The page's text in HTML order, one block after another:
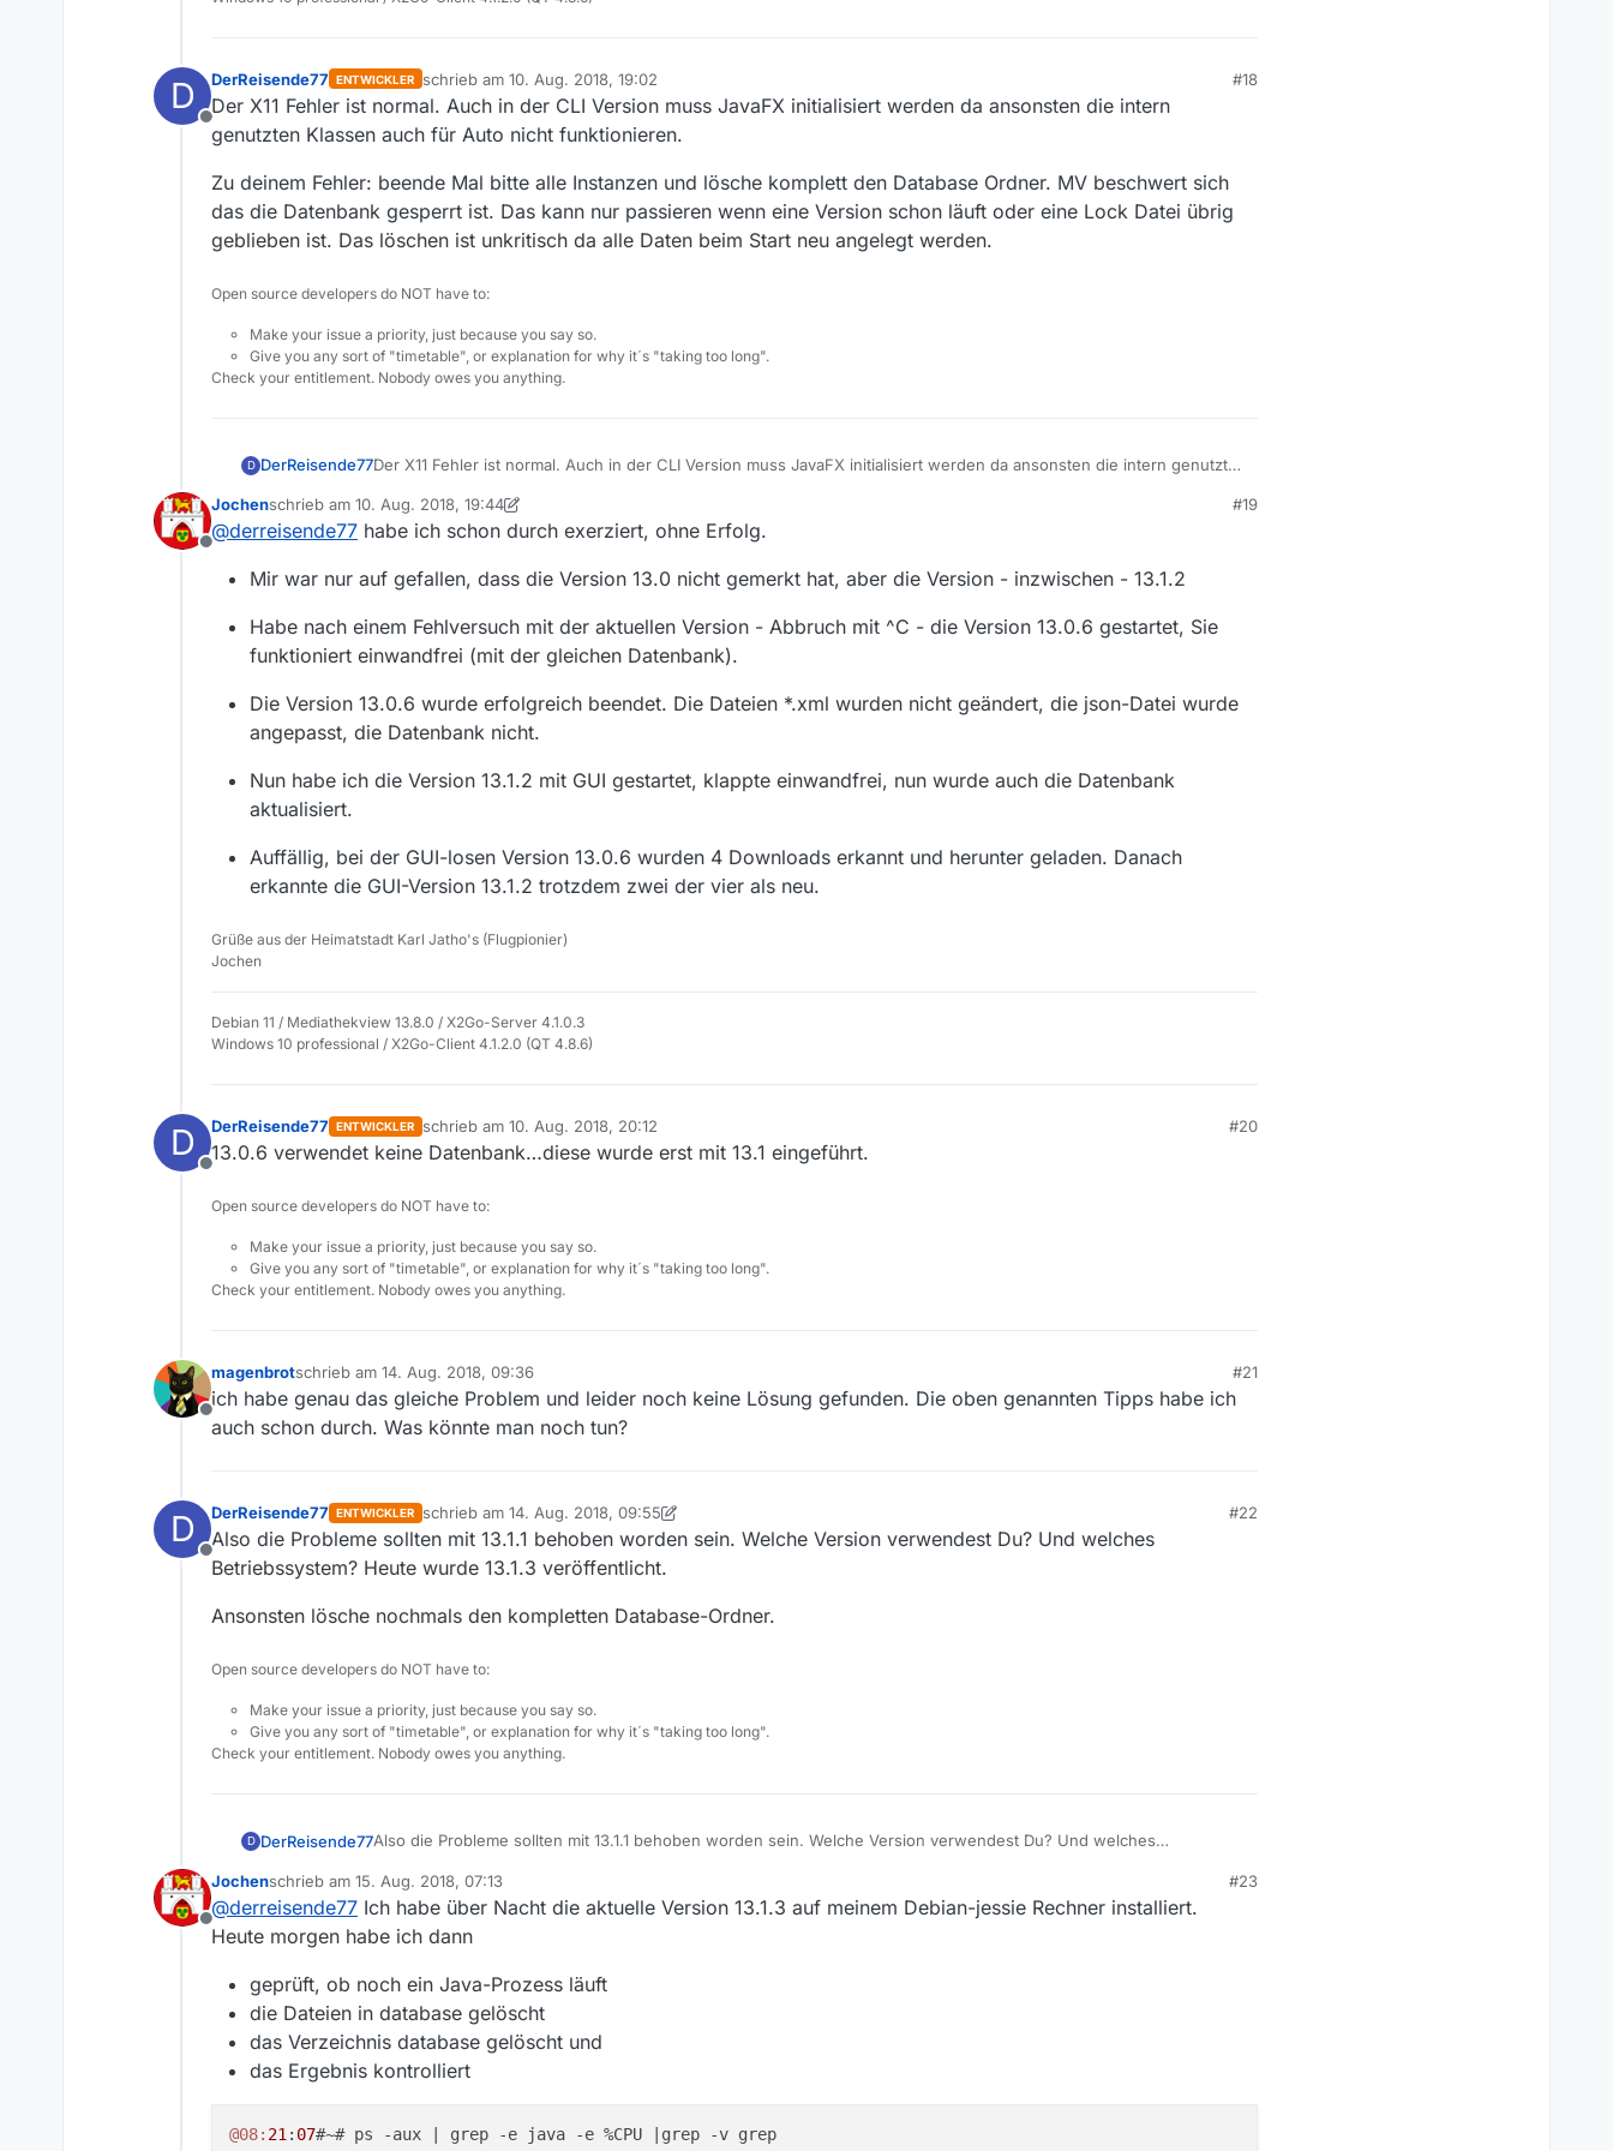
. Vendor: Oracle Corporation
. VMname: OpenJDK 64-Bit Server VM
. Version: 1.8.0_171
. Runtimeversion: 1.8.0_171-8u171-b11-1~bpo8+1-b11
. Verzeichnis Einstellungen: /root/.mediathek3
.
. ################################################################################
.
. Einstellungen laden: /root/.mediathek3/mediathek.xml
.  =======================================
.  Systemparameter
.  -----------------
.  max. Download-Restart-Http: 10
.  Download Fehlermeldung anzeigen [s]: 120
.  Downoadprogress anzeigen: true
.  =======================================
. ========== ========== ========== ========== ==========
. DURATION 0:  Konfig lesen  [154,00 ms]
.    Klasse:  MediathekAuto.starten
. ========== ========== ========== ========== ==========
. Liste Filme lesen von: /root/.mediathek3/filme.json
@22:20:21#~#
D
Offline
DerReisende77 ENTWICKLER schrieb am 10. Aug. 2018, 19:02
zuletzt editiert von
#18
Der X11 Fehler ist normal. Auch in der CLI Version muss JavaFX initialisiert werden da ansonsten die intern
genutzten Klassen auch für Auto nicht funktionieren.
Zu deinem Fehler: beende Mal bitte alle Instanzen und lösche komplett den Database Ordner. MV beschwert sich
das die Datenbank gesperrt ist. Das kann nur passieren wenn eine Version schon läuft oder eine Lock Datei übrig
geblieben ist. Das löschen ist unkritisch da alle Daten beim Start neu angelegt werden.
Open source developers do NOT have to:
Make your issue a priority, just because you say so.
Give you any sort of "timetable", or explanation for why it´s "taking too long".
Check your entitlement. Nobody owes you anything.
D DerReisende77Der X11 Fehler ist normal. Auch in der CLI Version muss JavaFX initialisiert werden da ansonsten die intern genutzten
Zu deinem Fehler: beende Mal bitte alle Instanzen und lösche komplett den Database Ordner. MV beschwert sich
das die Datenbank gesperrt ist. Das kann nur passieren wenn eine Version schon läuft oder eine Lock Datei übrig
Offline
Jochenschrieb am 10. Aug. 2018, 19:44
zuletzt editiert von Jochen8. Okt. 2018, 22:12
#19
@derreisende77 habe ich schon durch exerziert, ohne Erfolg.
Mir war nur auf gefallen, dass die Version 13.0 nicht gemerkt hat, aber die Version - inzwischen - 13.1.2
Habe nach einem Fehlversuch mit der aktuellen Version - Abbruch mit ^C - die Version 13.0.6 gestartet, Sie
funktioniert einwandfrei (mit der gleichen Datenbank).
Die Version 13.0.6 wurde erfolgreich beendet. Die Dateien *.xml wurden nicht geändert, die json-Datei wurde
angepasst, die Datenbank nicht.
Nun habe ich die Version 13.1.2 mit GUI gestartet, klappte einwandfrei, nun wurde auch die Datenbank
aktualisiert.
Auffällig, bei der GUI-losen Version 13.0.6 wurden 4 Downloads erkannt und herunter geladen. Danach
erkannte die GUI-Version 13.1.2 trotzdem zwei der vier als neu.
Grüße aus der Heimatstadt Karl Jatho's (Flugpionier)
Jochen
Debian 11 / Mediathekview 13.8.0 / X2Go-Server 4.1.0.3
Windows 10 professional / X2Go-Client 4.1.2.0 (QT 4.8.6)
D
Offline
DerReisende77 ENTWICKLER schrieb am 10. Aug. 2018, 20:12
zuletzt editiert von
#20
13.0.6 verwendet keine Datenbank…diese wurde erst mit 13.1 eingeführt.
Open source developers do NOT have to:
Make your issue a priority, just because you say so.
Give you any sort of "timetable", or explanation for why it´s "taking too long".
Check your entitlement. Nobody owes you anything.
Offline
magenbrotschrieb am 14. Aug. 2018, 09:36
zuletzt editiert von
#21
ich habe genau das gleiche Problem und leider noch keine Lösung gefunden. Die oben genannten Tipps habe ich
auch schon durch. Was könnte man noch tun?
D
Offline
DerReisende77 ENTWICKLER schrieb am 14. Aug. 2018, 09:55
zuletzt editiert von DerReisende77
#22
Also die Probleme sollten mit 13.1.1 behoben worden sein. Welche Version verwendest Du? Und welches
Betriebssystem? Heute wurde 13.1.3 veröffentlicht.
Ansonsten lösche nochmals den kompletten Database-Ordner.
Open source developers do NOT have to:
Make your issue a priority, just because you say so.
Give you any sort of "timetable", or explanation for why it´s "taking too long".
Check your entitlement. Nobody owes you anything.
D DerReisende77Also die Probleme sollten mit 13.1.1 behoben worden sein. Welche Version verwendest Du? Und welches
Ansonsten lösche nochmals den kompletten Database-Ordner.
Offline
Jochenschrieb am 15. Aug. 2018, 07:13
zuletzt editiert von
#23
@derreisende77 Ich habe über Nacht die aktuelle Version 13.1.3 auf meinem Debian-jessie Rechner installiert.
Heute morgen habe ich dann
geprüft, ob noch ein Java-Prozess läuft
die Dateien in database gelöscht
das Verzeichnis database gelöscht und
das Ergebnis kontrolliert
@08: 21 : 07#~# ps -aux | grep -e java -e %CPU |grep -v grep